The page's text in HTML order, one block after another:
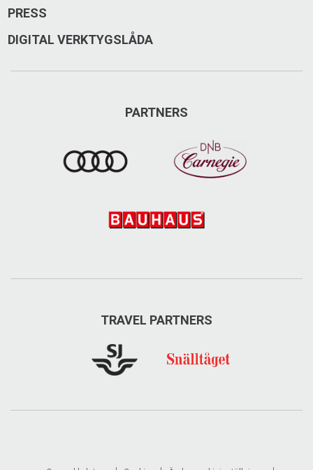
PRESS
DIGITAL VERKTYGSLÅDA
PARTNERS
TRAVEL PARTNERS